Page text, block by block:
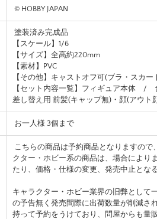
© HOBBY JAPAN
塗装済み完成品
【スケール】1/6
【サイズ】全高約220mm
【素材】PVC
【その他】キャストオフ可(ブラ・スカー
【セット内容一覧】フィギュア本体 /
差し替え用 前髪(キャップ無)・顔(アウト
お一人様 3個まで
こちらの商品は予約商品となりますので
クター・ホビー系の商品は、場合により
たり、価格・仕様の変更、発売中止とな
キャラクター・ホビー業界の旧弊として
の予告無く発売間際に出荷数量が削減さ
持って予約をうけており、問屋からも量